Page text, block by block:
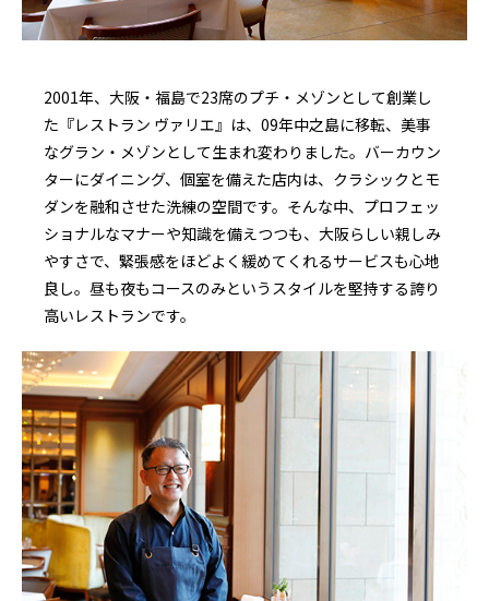
2001年、大阪・福島で23席のプチ・メゾンとして創業し
た『レストラン ヴァリエ』は、09年中之島に移転、美事
なグラン・メゾンとして生まれ変わりました。バーカウン
ターにダイニング、個室を備えた店内は、クラシックとモ
ダンを融和させた洗練の空間です。そんな中、プロフェッ
ショナルなマナーや知識を備えつつも、大阪らしい親しみ
やすさで、緊張感をほどよく緩めてくれるサービスも心地
良し。昼も夜もコースのみというスタイルを堅持する誇り
高いレストランです。